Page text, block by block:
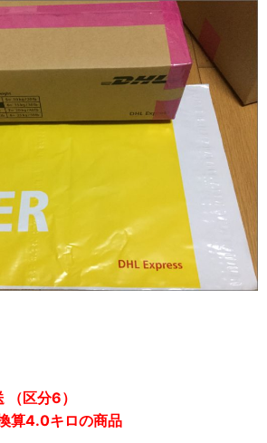
（区分6）
算4.0キロの商品